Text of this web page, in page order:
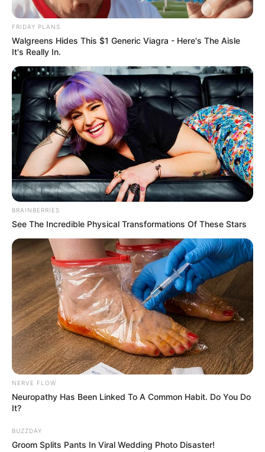
Hombr3 therians
transf0rma su
rostr0 para
ser….ver más
22 May, 2026 byadmin
Hombr3 therians
FRIDAY PLANS
Walgreens Hides This $1 Generic Viagra - Here's The Aisle
It's Really In.
BRAINBERRIES
See The Incredible Physical Transformations Of These Stars
NERVE FLOW
Neuropathy Has Been Linked To A Common Habit. Do You Do
It?
BUZZDAY
Groom Splits Pants In Viral Wedding Photo Disaster!